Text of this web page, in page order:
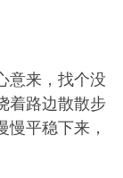
来，找个没
着路边散散步
平稳下来，